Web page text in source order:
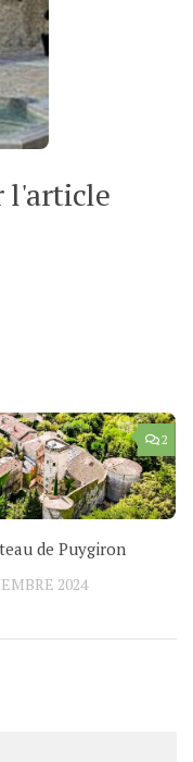
l'article
2
de Puygiron
2024